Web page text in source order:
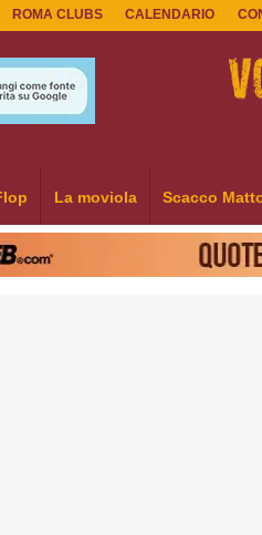
ROMA CLUBS CALENDARIO
La moviola Scacco